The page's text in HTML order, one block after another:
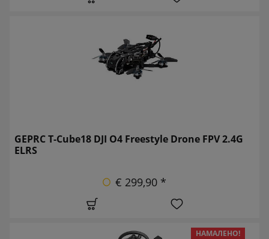
GEPRC T-Cube18 DJI O4 Freestyle Drone FPV 2.4G
ELRS
€ 299,90 *
НАМАЛЕНО!